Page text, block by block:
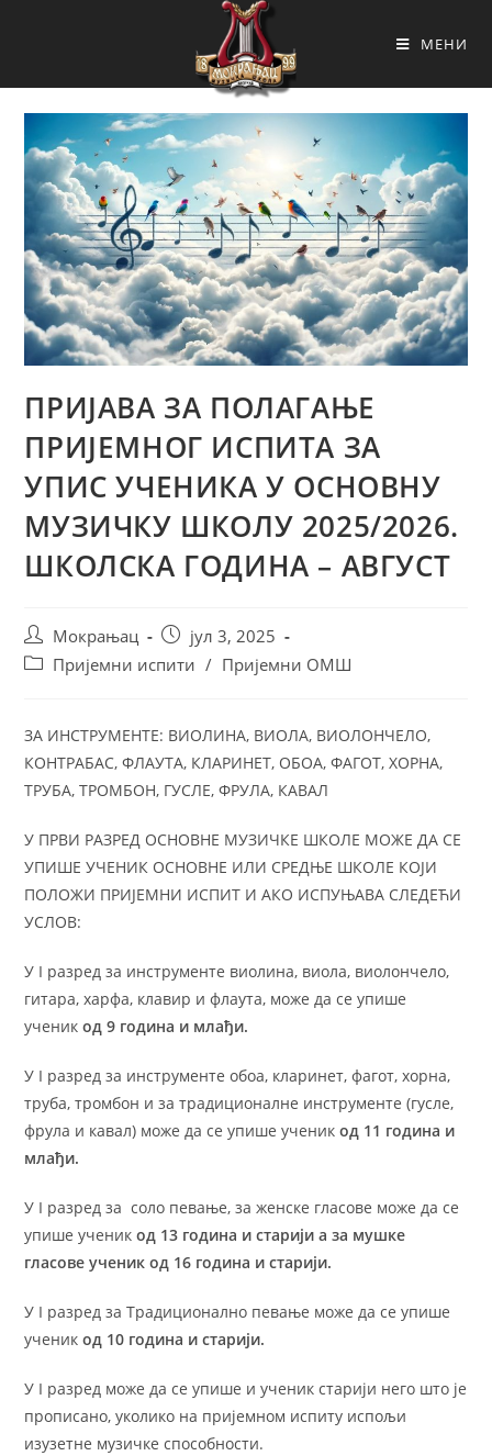
МЕНИ
ПРИЈАВА ЗА ПОЛАГАЊЕ
ПРИЈЕМНОГ ИСПИТА ЗА
УПИС УЧЕНИКА У ОСНОВНУ
МУЗИЧКУ ШКОЛУ 2025/2026.
ШКОЛСКА ГОДИНА – АВГУСТ
Мокрањац
јул 3, 2025
Пријемни испити / Пријемни ОМШ
ЗА ИНСТРУМЕНТЕ: ВИОЛИНА, ВИОЛА, ВИОЛОНЧЕЛО,
КОНТРАБАС, ФЛАУТА, КЛАРИНЕТ, ОБОА, ФАГОТ, ХОРНА,
ТРУБА, ТРОМБОН, ГУСЛЕ, ФРУЛА, КАВАЛ
У ПРВИ РАЗРЕД ОСНОВНЕ МУЗИЧКЕ ШКОЛЕ МОЖЕ ДА СЕ
УПИШЕ УЧЕНИК ОСНОВНЕ ИЛИ СРЕДЊЕ ШКОЛЕ КОЈИ
ПОЛОЖИ ПРИЈЕМНИ ИСПИТ И АКО ИСПУЊАВА СЛЕДЕЋИ
УСЛОВ:
У I разред за инструменте виолина, виола, виолончело,
гитара, харфа, клавир и флаута, може да се упише
ученикод 9 година и млађи.
У I разред за инструменте обоа, кларинет, фагот, хорна,
труба, тромбон и за традиционалне инструменте (гусле,
фрула и кавал) може да се упише ученикод 11 година и
млађи.
У I разред за соло певање, за женске гласове може да се
упише ученикод 13 година и старији а за мушке
гласове ученик од 16 година и старији.
У I разред за Традиционално певање може да се упише
ученикод 10 година и старији.
У I разред може да се упише и ученик старији него што је
прописано, уколико на пријемном испиту испољи
изузетне музичке способности.